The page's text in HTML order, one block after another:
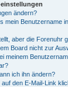
ändern?
mein Benutzername
aber die Forenuhr
Board nicht zur
meinem
ich ihn ändern?
den E-Mail-Link